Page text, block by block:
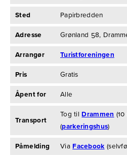
Sted Papirbredden
Adresse Grønland 58,
Arrangør Turistforeningen
Pris Gratis
Åpent for Alle
Transport
Tog tilDrammen
(parkeringshus)
Påmelding ViaFacebook